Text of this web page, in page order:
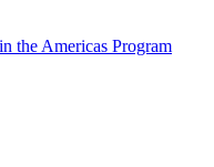
the Americas Program